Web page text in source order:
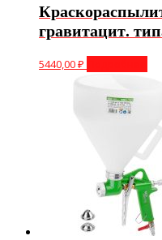
гравитацит.
5440,00₽